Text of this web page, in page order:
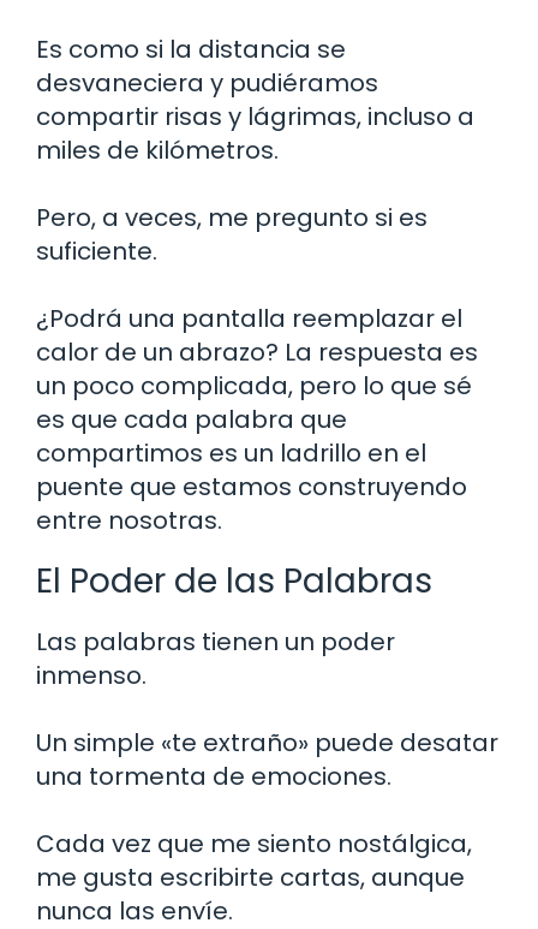
Es como si la distancia se
desvaneciera y pudiéramos
compartir risas y lágrimas, incluso a
miles de kilómetros.
Pero, a veces, me pregunto si es
suficiente.
¿Podrá una pantalla reemplazar el
calor de un abrazo? La respuesta es
un poco complicada, pero lo que sé
es que cada palabra que
compartimos es un ladrillo en el
puente que estamos construyendo
entre nosotras.
El Poder de las Palabras
Las palabras tienen un poder
inmenso.
Un simple «te extraño» puede desatar
una tormenta de emociones.
Cada vez que me siento nostálgica,
me gusta escribirte cartas, aunque
nunca las envíe.